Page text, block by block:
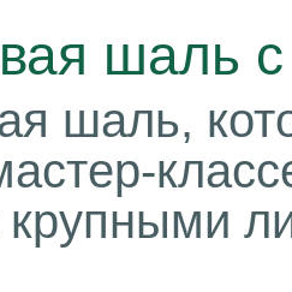
шаль
шаль,
крупными